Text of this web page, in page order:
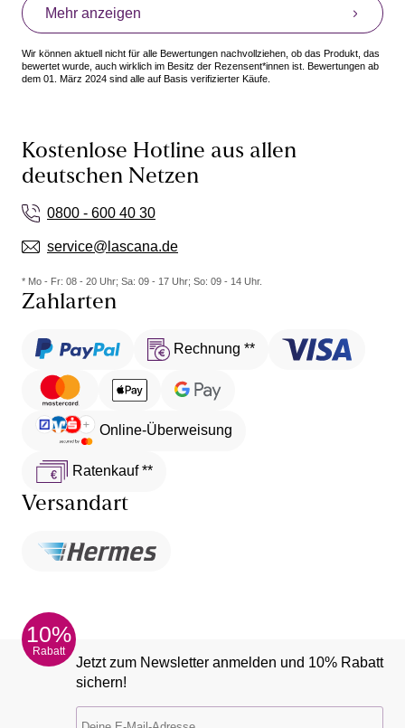
gefehlt!
Mehr anzeigen
Wir können aktuell nicht für alle Bewertungen nachvollziehen, ob das Produkt, das
bewertet wurde, auch wirklich im Besitz der Rezensent*innen ist. Bewertungen ab
dem 01. März 2024 sind alle auf Basis verifizierter Käufe.
Kostenlose Hotline aus allen
deutschen Netzen
0800 - 600 40 30
service@lascana.de
* Mo - Fr: 08 - 20 Uhr; Sa: 09 - 17 Uhr; So: 09 - 14 Uhr.
Zahlarten
Rechnung **
Online-Überweisung
Ratenkauf **
Versandart
10%
Rabatt
Jetzt zum Newsletter anmelden und 10% Rabatt
sichern!